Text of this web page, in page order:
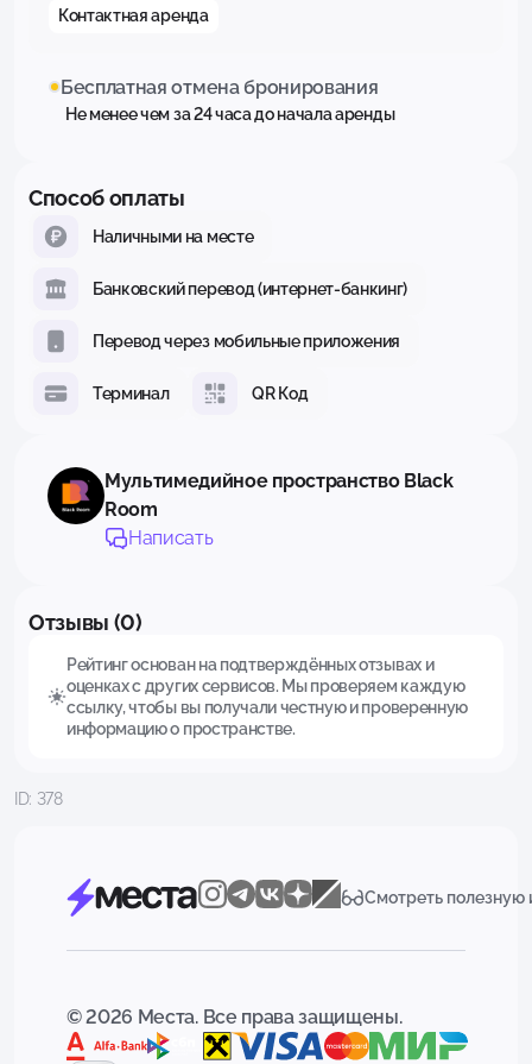
Контактная аренда
Бесплатная отмена бронирования
Не менее чем за 24 часа до начала аренды
Способ оплаты
Наличными на месте
Банковский перевод (интернет-банкинг)
Перевод через мобильные приложения
Терминал QR Код
Мультимедийное пространство Black
Room
Написать
Отзывы (0)
Рейтинг основан на подтверждённых отзывах и
оценках с других сервисов. Мы проверяем каждую
ссылку, чтобы вы получали честную и проверенную
информацию о пространстве.
ID: 378
Смотреть
© 2026 Места. Все права защищены.